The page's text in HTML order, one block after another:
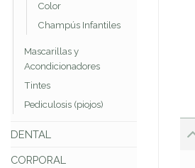
Color
Champús Infantiles
Mascarillas y
Acondicionadores
Tintes
Pediculosis (piojos)
DENTAL
CORPORAL